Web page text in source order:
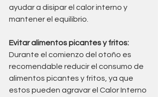
ayudar a disipar el calor interno y
mantener el equilibrio.
Evitar alimentos picantes y fritos:
Durante el comienzo del otoño es
recomendable reducir el consumo de
alimentos picantes y fritos, ya que
estos pueden agravar el Calor Interno